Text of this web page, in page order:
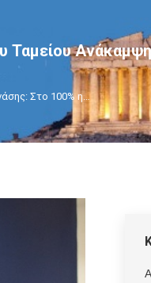
Στο 100% η…